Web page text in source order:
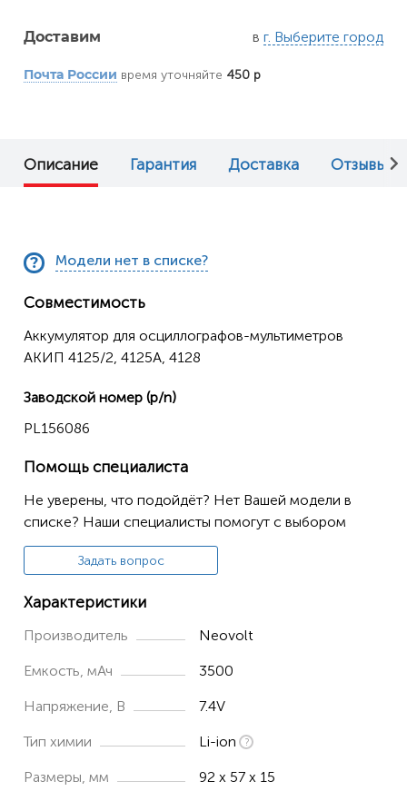
Доставим в г. Выберите город
Почта России время уточняйте 450 р
Описание Гарантия Доставка Отзывы (0)
Модели нет в списке?
Совместимость
Аккумулятор для осциллографов-мультиметров
АКИП 4125/2, 4125А, 4128
Заводской номер (p/n)
PL156086
Помощь специалиста
Не уверены, что подойдёт? Нет Вашей модели в
списке? Наши специалисты помогут с выбором
Задать вопрос
Характеристики
Производитель Neovolt
Емкость, мАч 3500
Напряжение, В 7.4V
Тип химии Li-ion
Размеры, мм 92 x 57 x 15